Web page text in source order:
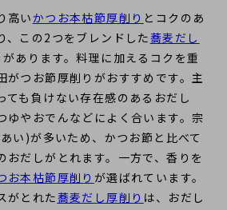
高いかつお本枯節厚削り とコクのあ
、この2つをブレンドした蕎麦だし
あります。料理に加えるコクを重
がつお節厚削りがおすすめです。主
ても負けない存在感のあるおだし
ゆやおでんなどによく合います。宗
い)が多いため、かつお節と比べて
おだしがとれます。一方で、香りを
お本枯節厚削り が選ばれています。
がとれた蕎麦だし厚削り は、おだし